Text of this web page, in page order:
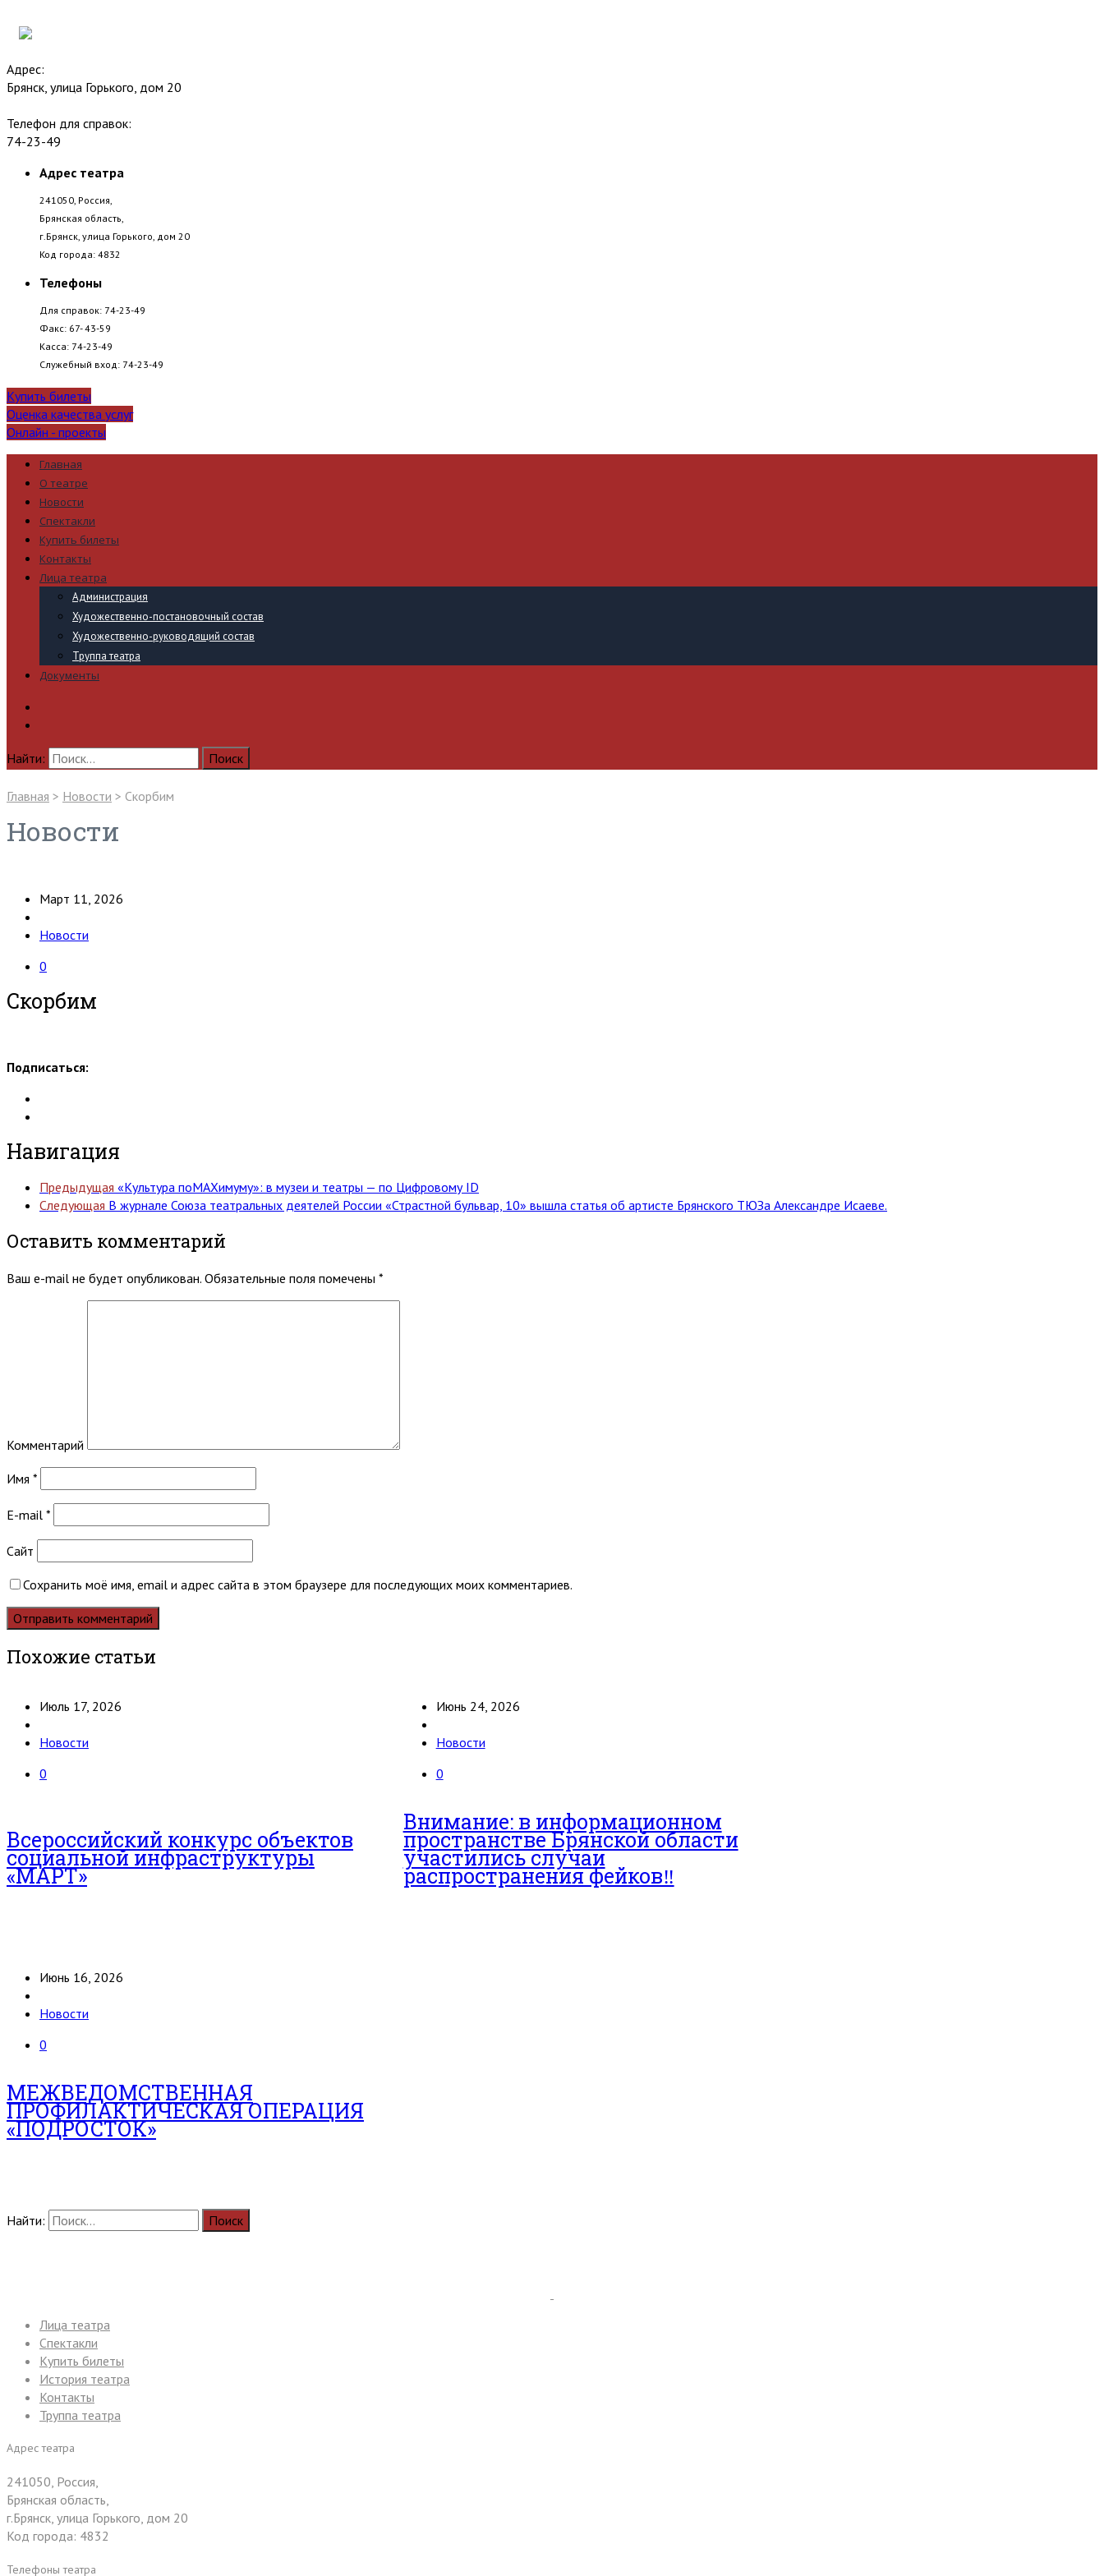
Адрес:
Брянск, улица Горького, дом 20
Телефон для справок:
74-23-49
Адрес театра
241050, Россия,
Брянская область,
г.Брянск, улица Горького, дом 20
Код города: 4832
Телефоны
Для справок: 74-23-49
Факс: 67- 43-59
Касса: 74-23-49
Служебный вход: 74-23-49
Купить билеты
Оценка качества услуг
Онлайн - проекты
Главная
О театре
Новости
Спектакли
Купить билеты
Контакты
Лица театра
Администрация
Художественно-постановочный состав
Художественно-руководящий состав
Труппа театра
Документы
Найти:
Главная > Новости > Cкорбим
Новости
Март 11, 2026
Новости
0
Cкорбим
Подписаться:
Навигация
Предыдущая «Культура поMAХимуму»: в музеи и театры — по Цифровому ID
Следующая В журнале Союза театральных деятелей России «Страстной бульвар, 10» вышла статья об артисте Брянского ТЮЗа Александре Исаеве.
Оставить комментарий
Ваш e-mail не будет опубликован. Обязательные поля помечены *
Комментарий
Имя *
E-mail *
Сайт
Сохранить моё имя, email и адрес сайта в этом браузере для последующих моих комментариев.
Похожие статьи
Июль 17, 2026
Новости
0
Всероссийский конкурс объектов
социальной инфраструктуры
«МАРТ»
Июнь 24, 2026
Новости
0
Внимание: в информационном
пространстве Брянской области
участились случаи
распространения фейков‼️
Июнь 16, 2026
Новости
0
МЕЖВЕДОМСТВЕННАЯ
ПРОФИЛАКТИЧЕСКАЯ ОПЕРАЦИЯ
«ПОДРОСТОК»
Найти:
Лица театра
Спектакли
Купить билеты
История театра
Контакты
Труппа театра
Адрес театра
241050, Россия,
Брянская область,
г.Брянск, улица Горького, дом 20
Код города: 4832
Телефоны театра